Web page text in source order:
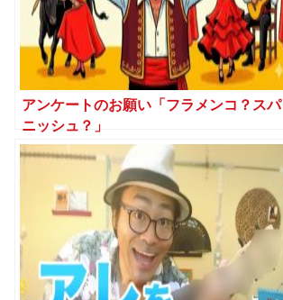
アンケートのお願い「フラメンコ？スパ
ニッシュ？」